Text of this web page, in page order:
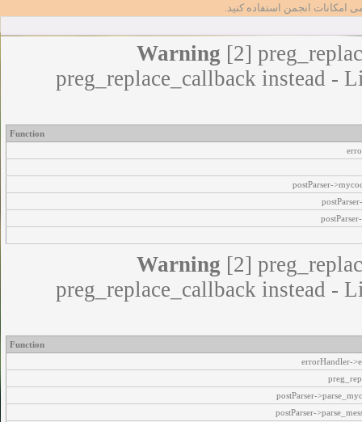
امکانات انجمن استفاده کنید.
Warning [2]
preg_replace_callback instead -
Function
postParser-
Warning [2]
preg_replace_callback instead -
Function
errorHandler-
postParser-
postParser-